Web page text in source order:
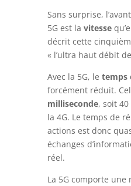
Sans surprise,
5G est la vitesse
décrit cette
« l’ultra haut débit
Avec la 5G, le temps
forcément réduit.
milliseconde, soit
la 4G. Le temps de
actions est donc
échanges
réel.
La 5G comporte une